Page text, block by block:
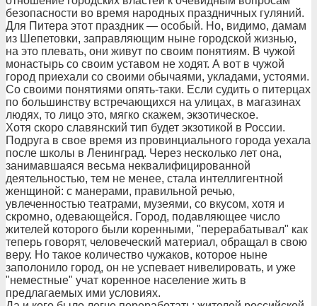
безопасности во время народных праздничных гуляний.
Для Питера этот праздник — особый. Но, видимо, дамам
из Шепетовки, заправляющим ныне городской жизнью,
на это плевать, они живут по своим понятиям. В чужой
монастырь со своим уставом не ходят. А вот в чужой
город приехали со своими обычаями, укладами, устоями.
Со своими понятиями опять-таки. Если судить о питерцах
по большинству встречающихся на улицах, в магазинах
людях, то лицо это, мягко скажем, экзотическое.
Хотя скоро славянский тип будет экзотикой в России.
Подруга в свое время из провинциального города уехала
после школы в Ленинград. Через несколько лет она,
занимавшаяся весьма неквалифицированной
деятельностью, тем не менее, стала интеллигентной
женщиной: с манерами, правильной речью,
увлеченностью театрами, музеями, со вкусом, хотя и
скромно, одевающейся. Город, подавляющее число
жителей которого были коренными, "перерабатывал" как
теперь говорят, человеческий материал, обращал в свою
веру. Но такое количество чужаков, которое ныне
заполонило город, он не успевает нивелировать, и уже
"неместные" учат коренное население жить в
предлагаемых ими условиях.